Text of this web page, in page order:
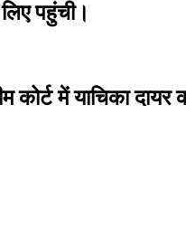
पहुंची।
में याचिका दायर